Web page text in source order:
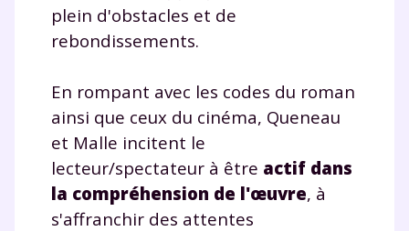
plein d'obstacles et de
rebondissements.
En rompant avec les codes du roman
ainsi que ceux du cinéma, Queneau
et Malle incitent le
lecteur/spectateur à être actif dans
la compréhension de l'œuvre, à
s'affranchir des attentes